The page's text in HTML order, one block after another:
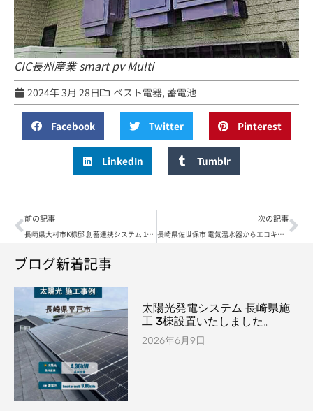
CIC長州産業 smart pv Multi
2024年 3月 28日 ベスト電器, 蓄電池
Facebook Twitter Pinterest
LinkedIn Tumblr
前の記事
長崎県大村市K様邸 創蓄連携システム 12.7kWh 全負荷 太陽光発電システム 設置
次の記事
長崎県佐世保市 電気温水器からエコキュートへの交換工事 CHOFUエコキュート370Lへ
ブログ新着記事
太陽光発電システム 長崎県施
工 3棟設置いたしました。
2026年6月9日